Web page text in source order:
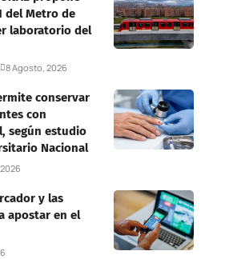
del Metro de
laboratorio del
8 Agosto, 2026
conservar
con
según estudio
Nacional
y las
apostar en el